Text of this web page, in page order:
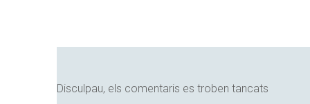
Disculpau, els comentaris es troben tancats